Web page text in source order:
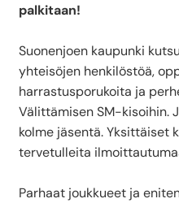
palkitaan!
Suonenjoen kaupunki
yhteisöjen henkilöstöä,
harrastusporukoita ja
Välittämisen SM-kisoihin.
kolme jäsentä. Yksittäiset
tervetulleita
Parhaat joukkueet ja